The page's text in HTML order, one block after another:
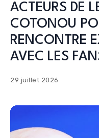
ACTEURS DE
COTONOU
RENCONTRE
AVEC LES
29 juillet 2026